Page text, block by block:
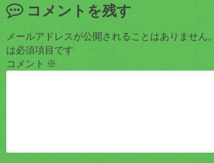
コメントを残す
メールアドレスが公開されることはありません。
は必須項目です
コメント ※